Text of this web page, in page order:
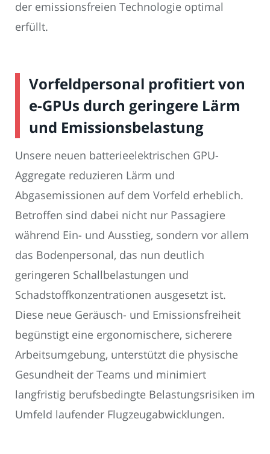
der emissionsfreien Technologie optimal
erfüllt.
Vorfeldpersonal profitiert von
e-GPUs durch geringere Lärm
und Emissionsbelastung
Unsere neuen batterieelektrischen GPU-
Aggregate reduzieren Lärm und
Abgasemissionen auf dem Vorfeld erheblich.
Betroffen sind dabei nicht nur Passagiere
während Ein- und Ausstieg, sondern vor allem
das Bodenpersonal, das nun deutlich
geringeren Schallbelastungen und
Schadstoffkonzentrationen ausgesetzt ist.
Diese neue Geräusch- und Emissionsfreiheit
begünstigt eine ergonomischere, sicherere
Arbeitsumgebung, unterstützt die physische
Gesundheit der Teams und minimiert
langfristig berufsbedingte Belastungsrisiken im
Umfeld laufender Flugzeugabwicklungen.